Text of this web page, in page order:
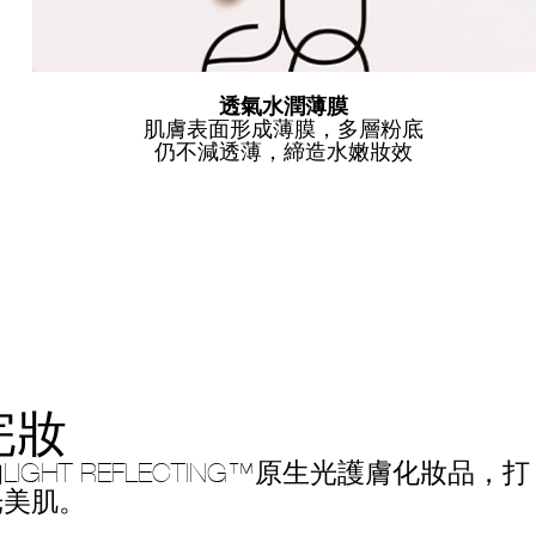
透氣水潤薄膜
肌膚表面形成薄膜，多層粉底
仍不減透薄，締造水嫩妝效
妝
REFLECTING™原生光護膚化妝品，打
肌。